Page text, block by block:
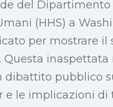
del
(HHS) a
per mostrare il
Questa inaspettata
dibattito pubblico
e le implicazioni di